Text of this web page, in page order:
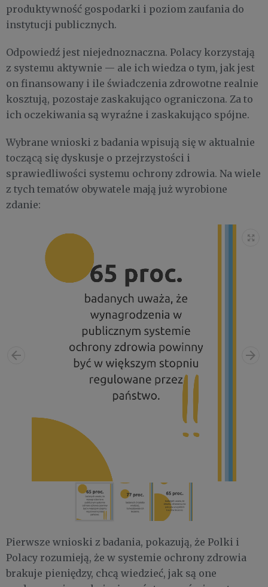
produktywność gospodarki i poziom zaufania do
instytucji publicznych.
Odpowiedź jest niejednoznaczna. Polacy korzystają
z systemu aktywnie — ale ich wiedza o tym, jak jest
on finansowany i ile świadczenia zdrowotne realnie
kosztują, pozostaje zaskakująco ograniczona. Za to
ich oczekiwania są wyraźne i zaskakująco spójne.
Wybrane wnioski z badania wpisują się w aktualnie
toczącą się dyskusje o przejrzystości i
sprawiedliwości systemu ochrony zdrowia. Na wiele
z tych tematów obywatele mają już wyrobione
zdanie:
Pierwsze wnioski z badania, pokazują, że Polki i
Polacy rozumieją, że w systemie ochrony zdrowia
brakuje pieniędzy, chcą wiedzieć, jak są one